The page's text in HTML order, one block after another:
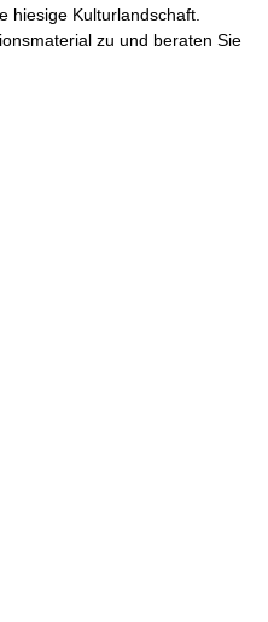
hiesige Kulturlandschaft.
zu und beraten Sie